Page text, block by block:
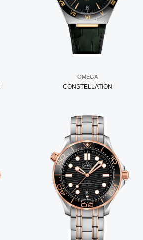
OMEGA
CONSTELLATION